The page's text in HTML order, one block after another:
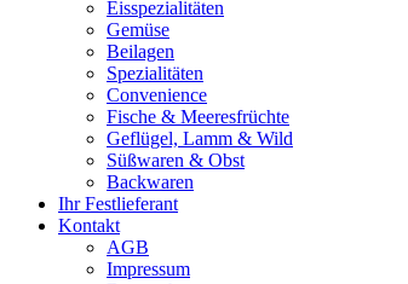
Eisspezialitäten
Gemüse
Beilagen
Spezialitäten
Convenience
Fische & Meeresfrüchte
Geflügel, Lamm & Wild
Süßwaren & Obst
Backwaren
Ihr Festlieferant
Kontakt
AGB
Impressum